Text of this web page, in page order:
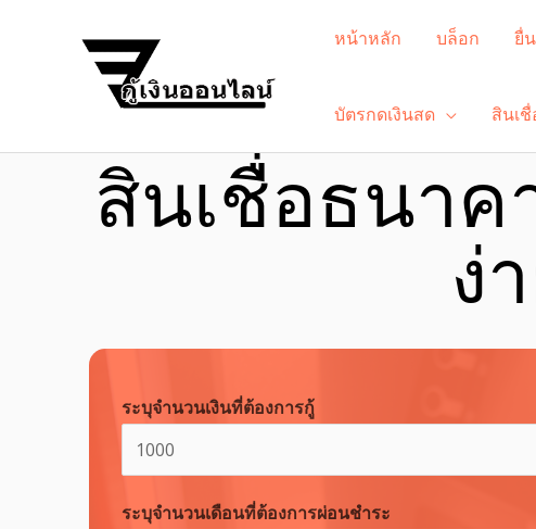
หน้าหลัก บล็อก ยื่
บัตรกดเงินสด สินเ
สินเชื่อธนา
ง่
ระบุจำนวนเงินที่ต้องการกู้
ระบุจำนวนเดือนที่ต้องการผ่อนชำระ